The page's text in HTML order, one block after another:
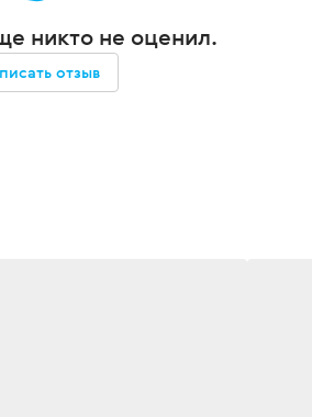
никто не оценил.
отзыв